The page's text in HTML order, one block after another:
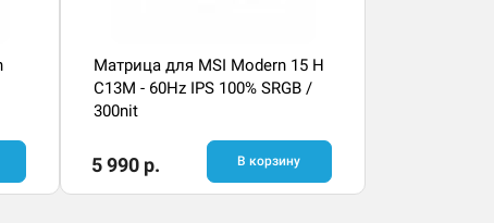
Матрица для MSI Modern 15 H
C13M - 60Hz IPS 100% SRGB /
300nit
5 990 р. В корзину